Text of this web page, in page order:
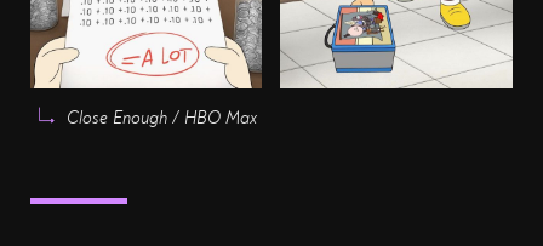
Close Enough / HBO Max